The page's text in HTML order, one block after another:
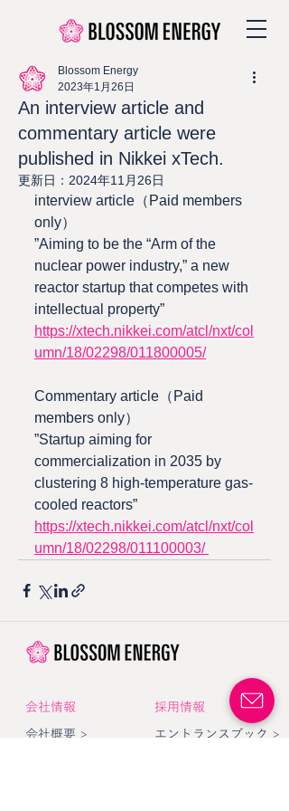
An interview article and
commentary article were
published in Nikkei xTech.
Blossom Energy
2023年1月26日
更新日： 2024年11月26日
interview article（Paid members
only）
”Aiming to be the “Arm of the
nuclear power industry,” a new
reactor startup that competes with
intellectual property”
https://xtech.nikkei.com/atcl/nxt/col
umn/18/02298/011800005/
Commentary article（Paid
members only）
”Startup aiming for
commercialization in 2035 by
clustering 8 high-temperature gas-
cooled reactors”
https://xtech.nikkei.com/atcl/nxt/col
umn/18/02298/011100003/
​会社情報
会社概要 >
採用情報
エントランスブック >